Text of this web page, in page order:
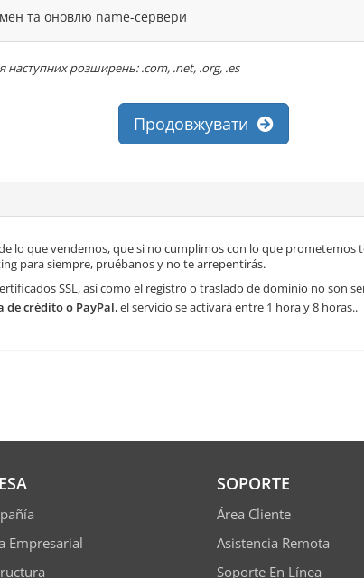
та оновлю name-сервери
наступних розширень: .com, .net, .org, .es
Продовжувати
lo que vendemos, que si no cumplimos con lo que
para siempre, pruébanos y no te arrepentirás.
SSL, así como el registro o traslado de dominio no son
de crédito o PayPal, el servicio se activará entre 1 hora y 8 horas..
Empresarial
SOPORTE
Área Cliente
Asistencia Remota
Soporte En Línea